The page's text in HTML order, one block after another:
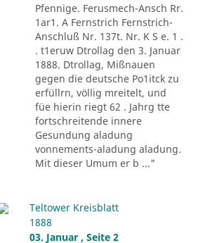
Pfennige. Ferusmech-Ansch Rr.
1ar1. A Fernstrich Fernstrich-
Anschluß Nr. 137t. Nr. K S e. 1 .
. t1eruw Dtrollag den 3. Januar
1888. Dtrollag, Mißnauen
gegen die deutsche Po1itck zu
erfüllrn, völlig mreitelt, und
füe hierin riegt 62 . Jahrg tte
fortschreitende innere
Gesundung aladung
vonnements-aladung aladung.
Mit dieser Umum er b ..."
Teltower Kreisblatt
1888
03. Januar , Seite 2